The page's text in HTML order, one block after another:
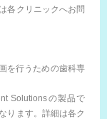
各クリニックへお問
を行うための歯科専
Solutionsの製品で
ります。詳細は各ク